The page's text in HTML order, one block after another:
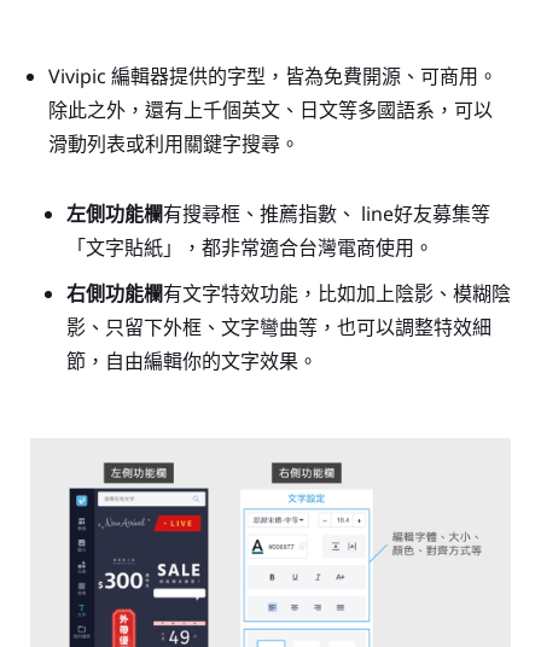
Vivipic 編輯器提供的字型，皆為免費開源、可商用。
除此之外，還有上千個英文、日文等多國語系，可以
滑動列表或利用關鍵字搜尋。
左側功能欄有搜尋框、推薦指數、 line好友募集等
「文字貼紙」，都非常適合台灣電商使用。
右側功能欄有文字特效功能，比如加上陰影、模糊陰
影、只留下外框、文字彎曲等，也可以調整特效細
節，自由編輯你的文字效果。